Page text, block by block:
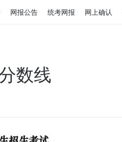
网报公告 统考网报 网上确认
数线